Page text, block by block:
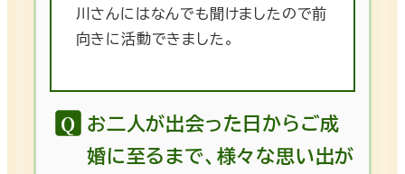
川さんにはなんでも聞けましたので前
向きに活動できました。
お二人が出会った日からご成
婚に至るまで、様々な思い出が